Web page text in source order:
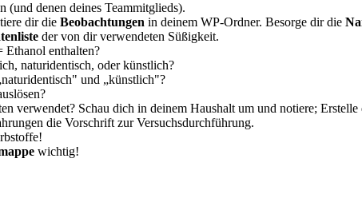
(und denen deines Teammitglieds).
dir die Beobachtungen in deinem WP-Ordner. Besorge dir die
der von dir verwendeten Süßigkeit.
enthalten?
naturidentisch, oder künstlich?
und „künstlich"?
verwendet? Schau dich in deinem Haushalt um und notiere; Erstelle
die Vorschrift zur Versuchsdurchführung.
wichtig!